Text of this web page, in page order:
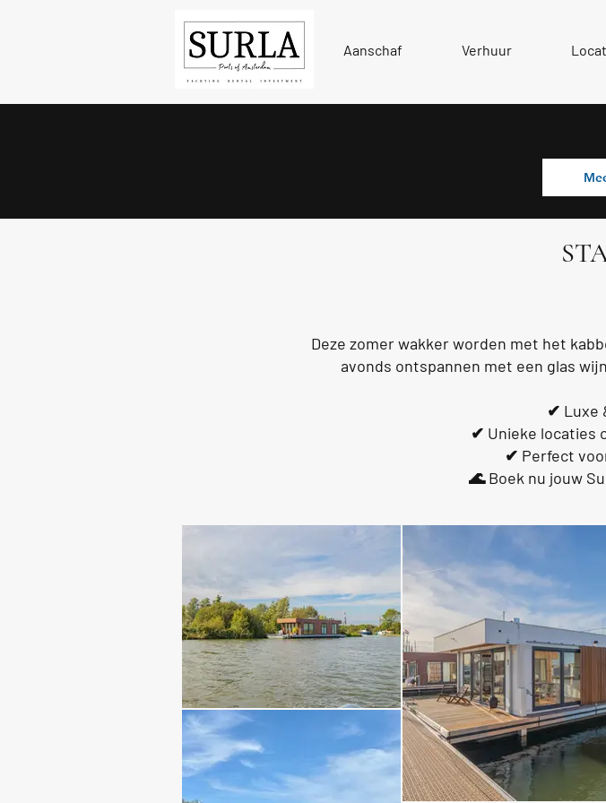
Aanschaf Verhuur
Deze zomer wakker worden met het
avonds ontspannen met een glas
✔ Luxe
✔ Unieke locaties
✔ Perfect
🌊 Boek nu jouw